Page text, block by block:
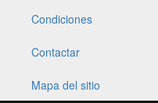
Condiciones
Contactar
Mapa del sitio